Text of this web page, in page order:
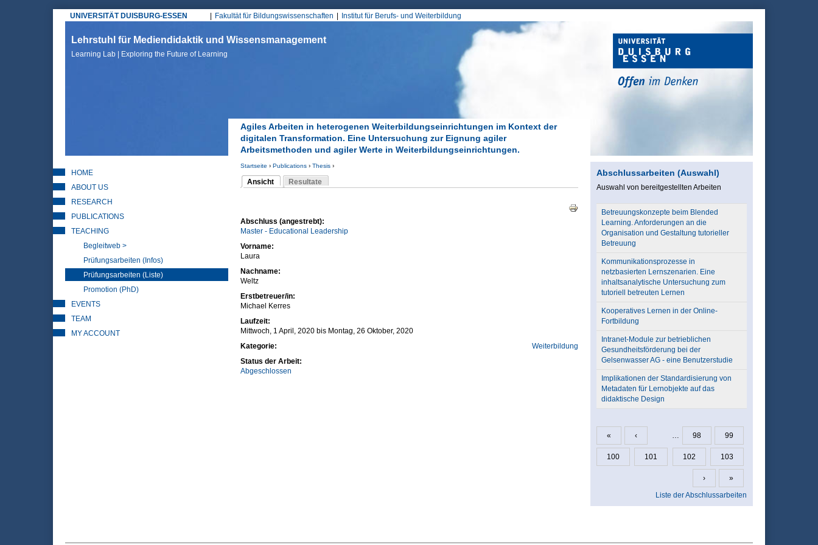
UNIVERSITÄT DUISBURG-ESSEN
Hauptmenü
Fakultät für Bildungswissenschaften Institut für Berufs- und Weiterbildung
Lehrstuhl für Mediendidaktik und Wissensmanagement
Learning Lab | Exploring the Future of Learning
Agiles Arbeiten in heterogenen Weiterbildungseinrichtungen im Kontext der
digitalen Transformation. Eine Untersuchung zur Eignung agiler
Arbeitsmethoden und agiler Werte in Weiterbildungseinrichtungen.
Sie sind hier
Startseite › Publications› Thesis›
Ansicht
(aktiver Reiter)
Resultate
Abschluss (angestrebt):
Master - Educational Leadership
Vorname:
Laura
Nachname:
Weltz
Erstbetreuer/in:
Michael Kerres
Laufzeit:
Mittwoch, 1 April, 2020bis Montag, 26 Oktober, 2020
Kategorie:
Weiterbildung
Status der Arbeit:
Abgeschlossen
HOME
ABOUT US
RESEARCH
PUBLICATIONS
TEACHING
Begleitweb >
Prüfungsarbeiten (Infos)
Prüfungsarbeiten (Liste)
Promotion (PhD)
EVENTS
TEAM
MY ACCOUNT
Abschlussarbeiten (Auswahl)
Auswahl von bereitgestellten Arbeiten
Betreuungskonzepte beim Blended
Learning. Anforderungen an die
Organisation und Gestaltung tutorieller
Betreuung
Kommunikationsprozesse in
netzbasierten Lernszenarien. Eine
inhaltsanalytische Untersuchung zum
tutoriell betreuten Lernen
Kooperatives Lernen in der Online-
Fortbildung
Intranet-Module zur betrieblichen
Gesundheitsförderung bei der
Gelsenwasser AG - eine Benutzerstudie
Implikationen der Standardisierung von
Metadaten für Lernobjekte auf das
didaktische Design
Seiten
« ‹ … 98 99
100 101 102 103
›
»
Liste der Abschlussarbeiten